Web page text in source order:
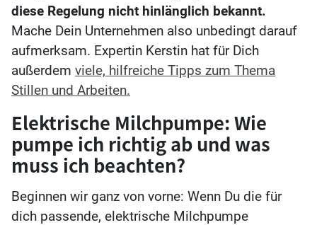
diese Regelung nicht hinlänglich bekannt.
Mache Dein Unternehmen also unbedingt darauf
aufmerksam. Expertin Kerstin hat für Dich
außerdem viele, hilfreiche Tipps zum Thema
Stillen und Arbeiten.
Elektrische Milchpumpe: Wie
pumpe ich richtig ab und was
muss ich beachten?
Beginnen wir ganz von vorne: Wenn Du die für
dich passende, elektrische Milchpumpe